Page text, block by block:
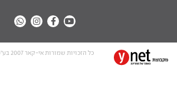
כל הזכויות שמורות אי-קאר 2007 בע”מ